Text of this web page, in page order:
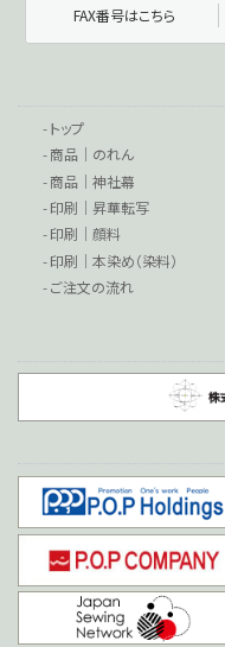
FAX番号はこちら
- トップ
- 商品｜のれん
- 商品｜神社幕
- 印刷｜昇華転写
- 印刷｜顔料
- 印刷｜本染め（染料）
- ご注文の流れ